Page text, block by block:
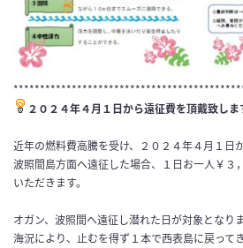
２０２４年４月１日から遠征費を頂戴致しま
近年の燃料費高騰を受け、２０２４年４月１日
波照間島方面へ遠征した場合、１日お一人￥３
いただきます。
オガン、波照間へ遠征し潜れた日が対象となりま
海況により、止むを得ず１本で西表島に戻って